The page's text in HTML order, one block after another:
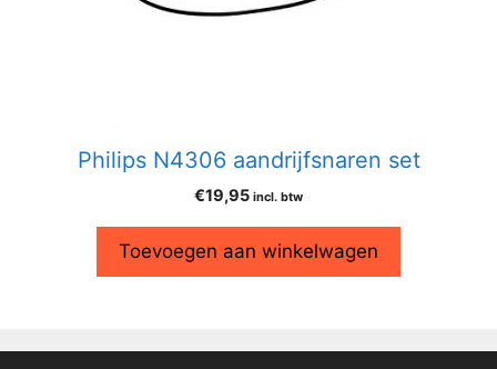
Philips N4306 aandrijfsnaren set
€19,95 incl. btw
Toevoegen aan winkelwagen